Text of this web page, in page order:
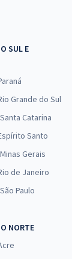
com o
Feliphe Araújo
Araújo
SUL E
Grande do Sul
Catarina
Santo
Gerais
de Janeiro
Paulo
NORTE